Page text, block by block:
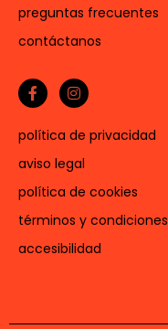
preguntas frecuentes
contáctanos
política de privacidad
aviso legal
política de cookies
términos y condiciones
accesibilidad